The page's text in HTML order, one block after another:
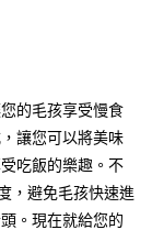
的毛孩享受慢食
讓您可以將美味
吃飯的樂趣。不
，避免毛孩快速進
。現在就給您的